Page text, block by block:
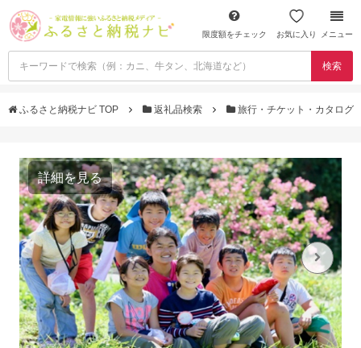
限度額をチェック お気に入り メニュー
検索
ふるさと納税ナビ TOP 返礼品検索 旅行・チケット・カタログ
詳細を見る